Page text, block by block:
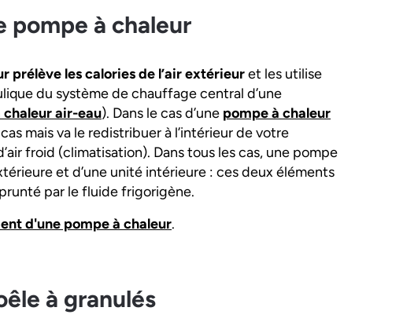
pompe à chaleur
prélève les calories de l’air extérieuret les utilise
du système de chauffage central d’une
chaleur air-eau). Dans le cas d’une pompe à chaleur
mais va le redistribuer à l’intérieur de votre
froid (climatisation). Dans tous les cas, une pompe
et d’une unité intérieure : ces deux éléments
par le fluide frigorigène.
d'une pompe à chaleur.
à granulés